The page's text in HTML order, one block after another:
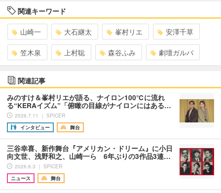
関連キーワード
山崎一 大石継太 峯村リエ 安澤千草
笠木泉 上村聡 森谷ふみ 劇壇ガルバ
関連記事
みのすけ＆峯村リエが語る、ナイロン100℃に流れ
る“KERAイズム”「俯瞰の目線がナイロンにはある…
2026.7.11 ｜ SPICER
インタビュー
舞台
三谷幸喜、新作舞台『アメリカン・ドリーム』に小日
向文世、浅野和之、山崎一ら 6年ぶりの3作品3連…
2026.6.3 ｜ SPICER
ニュース
舞台